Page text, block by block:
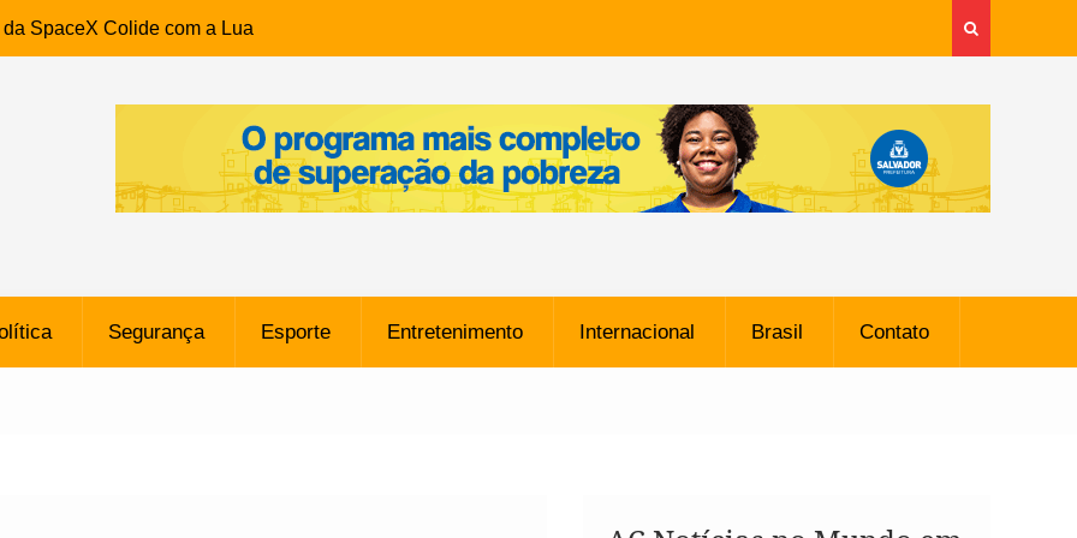
SpaceX Colide com a Lua
Metros, Afirma a Nasa
Cabo Daciolo Tem
em Frente a
da Mata Escura, em
B: Lateral revelado pelo
ligada a ‘Zói de Gato’, do
Segurança Esporte Entretenimento Internacional Brasil Contato